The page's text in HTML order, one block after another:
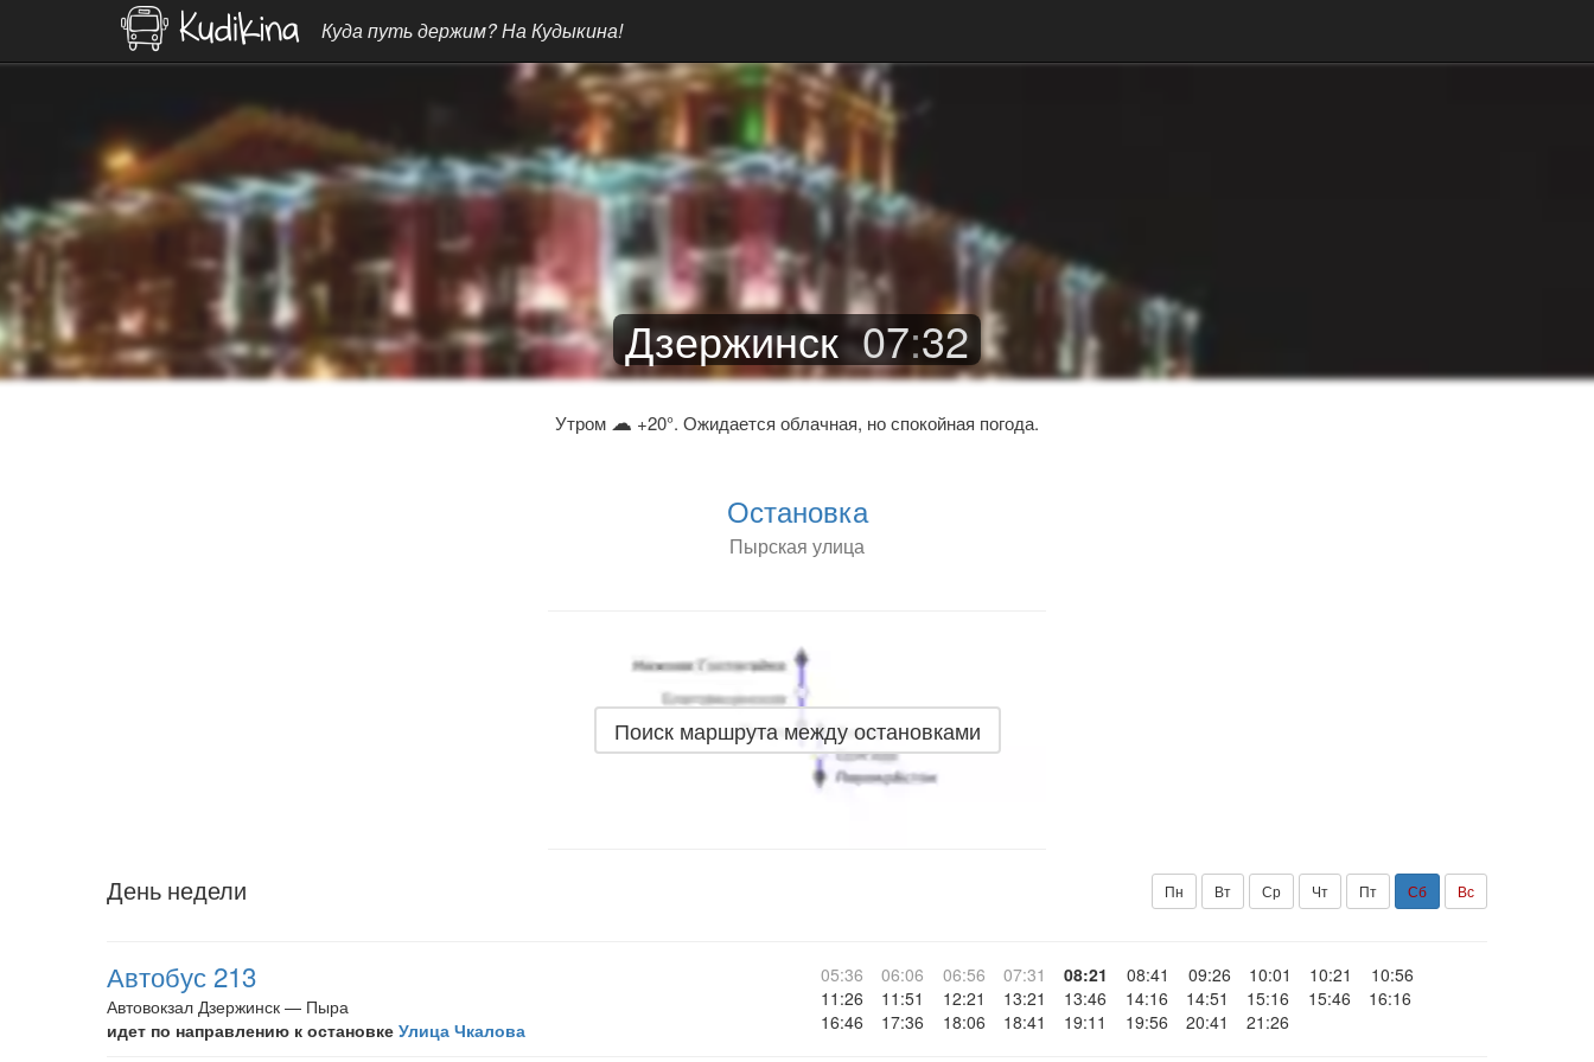
Куда путь держим? На Кудыкина!
Дзержинск 07:32
Утром ☁ +20°. Ожидается облачная, но спокойная погода.
Остановка
Пырская улица
Поиск маршрута между остановками
День недели Пн Вт Ср Чт Пт Сб Вс
Автобус 213
Автовокзал Дзержинск — Пыра
идет по направлению к остановке Улица Чкалова
05:36 06:06 06:56 07:31 08:21 08:41 09:26 10:01 10:21
10:56
11:26
11:51 12:21 13:21 13:46 14:16 14:51 15:16 15:46
16:16
16:46
17:36 18:06 18:41 19:11 19:56 20:41 21:26